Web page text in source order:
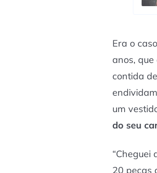
Era o
anos,
contida
um
do seu
“Cheguei
20 peças